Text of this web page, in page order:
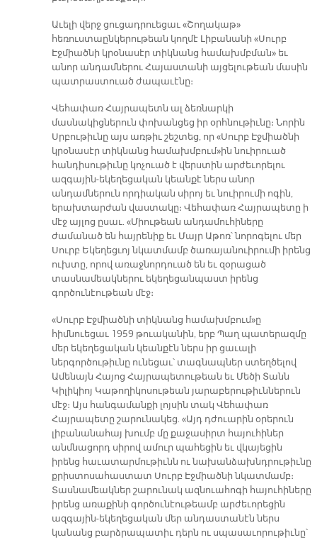
Աւելի վերջ ցուցադրուեցաւ «Շողակաթ»
հեռուստաընկերութեան կողմէ Լիբանանի «Սուրբ
Էջմիածնի կրօնասէր տիկնանց համախմբման» եւ
անոր անդամներու Հայաստանի այցելութեան մասին
պատրաստուած ժապաւէնը։
Վեհափառ Հայրապետն ալ ձեռնարկի
մասնակիցներուն փոխանցեց իր օրհնութիւնը։ Նորին
Սրբութիւնը այս առթիւ շեշտեց, որ «Սուրբ Էջմիածնի
կրօնասէր տիկնանց համախմբում»ին նուիրուած
հանդիսութիւնը կոչուած է վերստին արժեւորելու
ազգային-եկեղեցական կեանքէ ներս անոր
անդամներուն որդիական սիրոյ եւ նուիրումի ոգին,
երախտարժան վաստակը։ Վեհափառ Հայրապետը ի
մէջ այլոց ըսաւ. «Միութեան անդամուհիները
ժամանած են հայրենիք եւ Մայր Աթոռ՝ նորոգելու մեր
Սուրբ Եկեղեցւոյ նկատմամբ ծառայանուիրումի իրենց
ուխտը, որով առաջնորդուած են եւ զօրացած
տասնամեակներու եկեղեցանպաստ իրենց
գործունէութեան մէջ։
«Սուրբ Էջմիածնի տիկնանց համախմբում»ը
հիմնուեցաւ 1959 թուականին, երբ Պաղ պատերազմը
մեր եկեղեցական կեանքէն ներս իր ցաւալի
ներգործութիւնը ունեցաւ՝ տագնապներ ստեղծելով
Ամենայն Հայոց Հայրապետութեան եւ Մեծի Տանն
Կիլիկիոյ Կաթողիկոսութեան յարաբերութիւններուն
մէջ։ Այս հանգամանքի լոյսին տակ Վեհափառ
Հայրապետը շարունակեց. «Այդ դժուարին օրերուն
լիբանանահայ խումբ մը քաջասիրտ հայուհիներ
անմնացորդ սիրով ամուր պահեցին եւ վկայեցին
իրենց հաւատարմութիւնն ու նախանձախնդրութիւնը
քրիստոսահաստատ Սուրբ Էջմիածնի նկատմամբ։
Տասնամեակներ շարունակ ազնուահոգի հայուհիները
իրենց առաքինի գործունէութեամբ արժեւորեցին
ազգային-եկեղեցական մեր անդաստանէն ներս
կանանց բարձրապատիւ դերն ու սպասաւորութիւնը՝